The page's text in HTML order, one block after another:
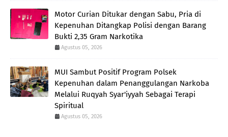
Motor Curian Ditukar dengan Sabu, Pria di
Kepenuhan Ditangkap Polisi dengan Barang
Bukti 2,35 Gram Narkotika
Agustus 05, 2026
MUI Sambut Positif Program Polsek
Kepenuhan dalam Penanggulangan Narkoba
Melalui Ruqyah Syar'iyyah Sebagai Terapi
Spiritual
Agustus 05, 2026